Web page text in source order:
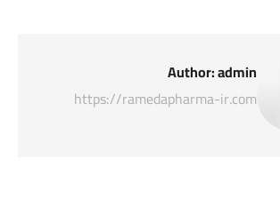
Author:admin
https://ramedapharma-ir.com